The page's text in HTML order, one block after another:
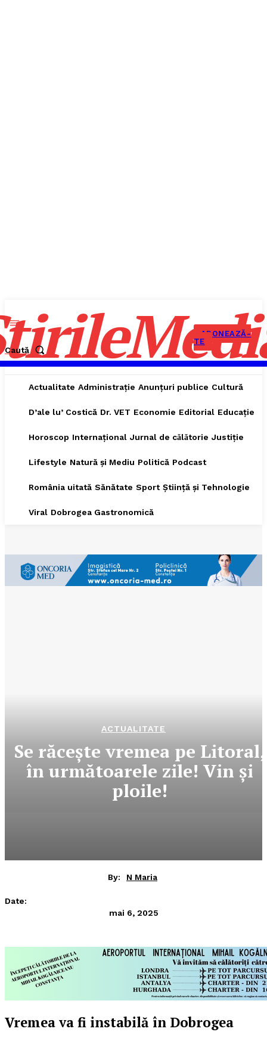
Caută
ABONEAZĂ-
TE
Actualitate Administrație Anunțuri publice Cultură
D’ale lu’ Costică Dr. VET Economie Editorial Educație
Horoscop Internațional Jurnal de cǎlǎtorie Justiție
Lifestyle Natură și Mediu Politică Podcast
România uitată Sănătate Sport Știință și Tehnologie
Viral Dobrogea Gastronomică
ACTUALITATE
Se răceşte vremea pe Litoral,
în următoarele zile! Vin şi
ploile!
By: N Maria
Date:
mai 6, 2025
Vremea va fi instabilă în Dobrogea